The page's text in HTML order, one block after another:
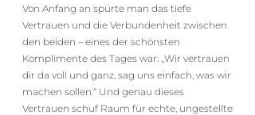
Von Anfang an spürte man das tiefe
Vertrauen und die Verbundenheit zwischen
den beiden – eines der schönsten
Komplimente des Tages war: „Wir vertrauen
dir da voll und ganz, sag uns einfach, was wir
machen sollen.“ Und genau dieses
Vertrauen schuf Raum für echte, ungestellte